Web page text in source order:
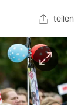
teilen